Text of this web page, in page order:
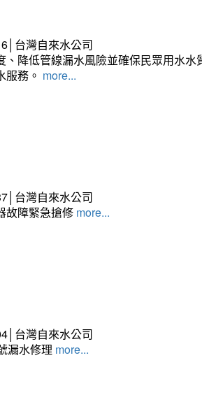
台灣自來水公司
、降低管線漏水風險並確保民眾用水
服務。 more...
台灣自來水公司
故障緊急搶修 more...
台灣自來水公司
漏水修理 more...